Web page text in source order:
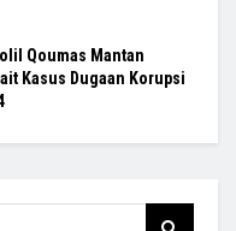
Qoumas Mantan
Kasus Dugaan Korupsi